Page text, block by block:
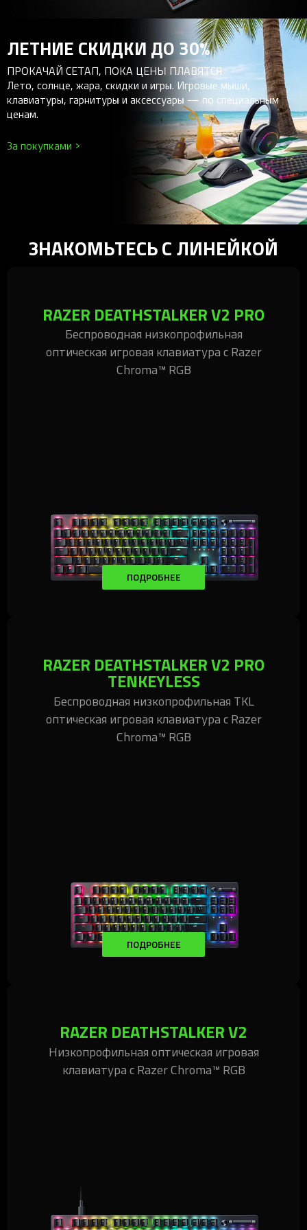
ЛЕТНИЕ СКИДКИ ДО 30%
ПРОКАЧАЙ СЕТАП, ПОКА ЦЕНЫ ПЛАВЯТСЯ
Лето, солнце, жара, скидки и игры. Игровые мыши,
клавиатуры, гарнитуры и аксессуары — по специальным
ценам.
За покупками >
ЗНАКОМЬТЕСЬ С ЛИНЕЙКОЙ
ПОДРОБНЕЕ
RAZER DEATHSTALKER V2 PRO
Беспроводная низкопрофильная
оптическая игровая клавиатура с Razer
Chroma™ RGB
ПОДРОБНЕЕ
RAZER DEATHSTALKER V2 PRO
TENKEYLESS
Беспроводная низкопрофильная TKL
оптическая игровая клавиатура с Razer
Chroma™ RGB
RAZER DEATHSTALKER V2
Низкопрофильная оптическая игровая
клавиатура с Razer Chroma™ RGB